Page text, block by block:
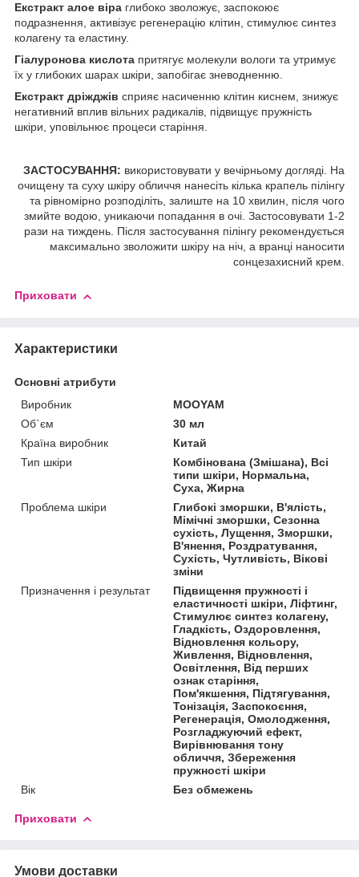
Екстракт алое віра глибоко зволожує, заспокоює
подразнення, активізує регенерацію клітин, стимулює синтез
колагену та еластину.
Гіалуронова кислота притягує молекули вологи та утримує
їх у глибоких шарах шкіри, запобігає зневодненню.
Екстракт дріжджів сприяє насиченню клітин киснем, знижує
негативний вплив вільних радикалів, підвищує пружність
шкіри, уповільнює процеси старіння.
ЗАСТОСУВАННЯ: використовувати у вечірньому догляді. На
очищену та суху шкіру обличчя нанесіть кілька крапель пілінгу
та рівномірно розподіліть, залиште на 10 хвилин, після чого
змийте водою, уникаючи попадання в очі. Застосовувати 1-2
рази на тиждень. Після застосування пілінгу рекомендується
максимально зволожити шкіру на ніч, а вранці наносити
сонцезахисний крем.
Приховати
Характеристики
Основні атрибути
Виробник
MOOYAM
Об`єм
30 мл
Країна виробник
Китай
Тип шкіри
Комбінована (Змішана), Всі
типи шкіри, Нормальна,
Суха, Жирна
Проблема шкіри
Глибокі зморшки, В'ялість,
Мімічні зморшки, Сезонна
сухість, Лущення, Зморшки,
В'янення, Роздратування,
Сухість, Чутливість, Вікові
зміни
Призначення і результат
Підвищення пружності і
еластичності шкіри, Ліфтинг,
Стимулює синтез колагену,
Гладкість, Оздоровлення,
Відновлення кольору,
Живлення, Відновлення,
Освітлення, Від перших
ознак старіння,
Пом'якшення, Підтягування,
Тонізація, Заспокоєння,
Регенерація, Омолодження,
Розгладжуючий ефект,
Вирівнювання тону
обличчя, Збереження
пружності шкіри
Вік
Без обмежень
Приховати
Умови доставки